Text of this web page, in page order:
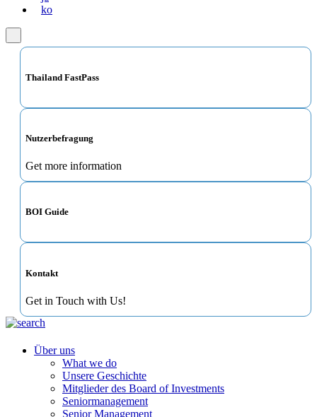
ko
Thailand FastPass
Nutzerbefragung
Get more information
BOI Guide
Kontakt
Get in Touch with Us!
Über uns
What we do
Unsere Geschichte
Mitglieder des Board of Investments
Seniormanagement
Senior Management